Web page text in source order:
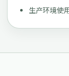
生产环境使